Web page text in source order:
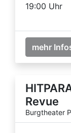
19:00 Uhr
mehr
Revue
Burgtheater